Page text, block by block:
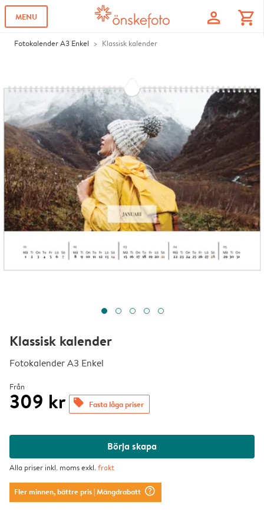
MENU profile shopping_cart
Fotokalender A3 Enkel Klassisk kalender
Klassisk kalender
Fotokalender A3 Enkel
Från
309 kr offers Fasta låga priser
Börja skapa
Alla priser inkl. moms exkl.frakt
Fler minnen, bättre pris| Mängdrabatt question_mark_circle